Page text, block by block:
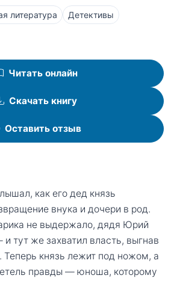
литература
Детективы
Читать онлайн
Скачать книгу
Оставить отзыв
как его дед князь
внука и дочери в род.
не выдержало, дядя Юрий
тут же захватил власть, выгнав
Теперь князь лежит под ножом, а
правды — юноша, которому